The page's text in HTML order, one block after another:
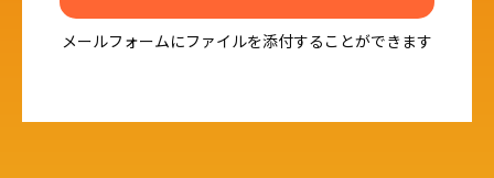
メールフォームにファイルを添付することができます